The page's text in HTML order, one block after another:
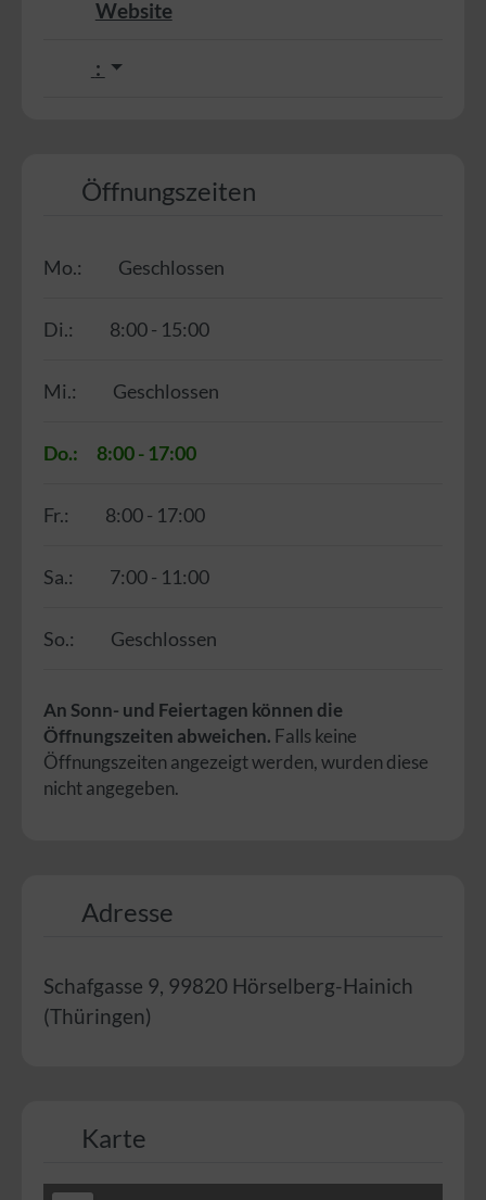
Website
:
Öffnungszeiten
Mo.: Geschlossen
Di.: 8:00 - 15:00
Mi.: Geschlossen
Do.: 8:00 - 17:00
Fr.: 8:00 - 17:00
Sa.: 7:00 - 11:00
So.: Geschlossen
An Sonn- und Feiertagen können die
Öffnungszeiten abweichen. Falls keine
Öffnungszeiten angezeigt werden, wurden diese
nicht angegeben.
Adresse
Schafgasse 9, 99820 Hörselberg-Hainich
(Thüringen)
Karte